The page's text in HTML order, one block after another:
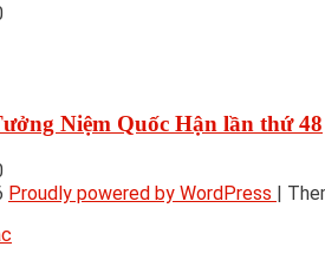
Niệm Quốc Hận lần thứ 48
Proudly powered by WordPress |